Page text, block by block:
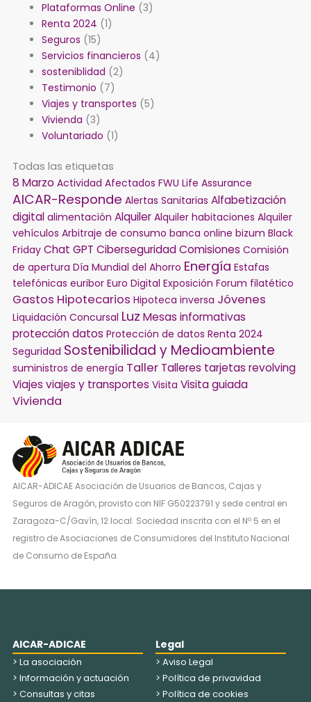
Plataformas Online (3)
Renta 2024 (1)
Seguros (15)
Servicios financieros (4)
sosteniblidad (2)
Testimonio (7)
Viajes y transportes (5)
Vivienda (3)
Voluntariado (1)
Todas las etiquetas
8 Marzo Actividad Afectados FWU Life Assurance
AICAR-Responde Alertas Sanitarias Alfabetización
digital alimentación Alquiler Alquiler habitaciones Alquiler
vehículos Arbitraje de consumo banca online bizum Black
Friday Chat GPT CiberseguridadComisiones Comisión
de apertura Día Mundial del Ahorro Energía Estafas
telefónicas euribor Euro Digital Exposición Forum filatético
Gastos Hipotecarios Hipoteca inversa Jóvenes
Liquidación Concursal Luz Mesas informativas
protección datos Protección de datos Renta 2024
Seguridad Sostenibilidad y Medioambiente
suministros de energía Taller Talleres tarjetas revolving
Viajes viajes y transportes Visita Visita guiada
Vivienda
AICAR-ADICAE Asociación de Usuarios de Bancos, Cajas y
Seguros de Aragón, provisto con NIF G50223791 y sede central en
Zaragoza-C/Gavín, 12 local. Sociedad inscrita con el Nº 5 en el
registro de Asociaciones de Consumidores del Instituto Nacional
de Consumo de España.
AICAR-ADICAE
> La asociación
> Información y actuación
> Consultas y citas
Legal
> Aviso Legal
> Política de privavidad
> Política de cookies